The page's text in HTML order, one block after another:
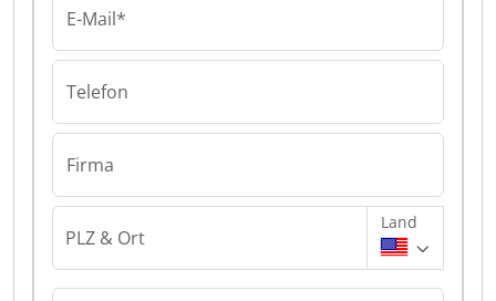
E-Mail*
Telefon
Firma
PLZ & Ort
Land